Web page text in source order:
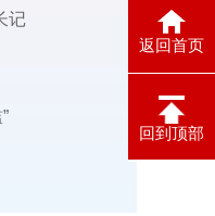
返回首页
回到顶部
记